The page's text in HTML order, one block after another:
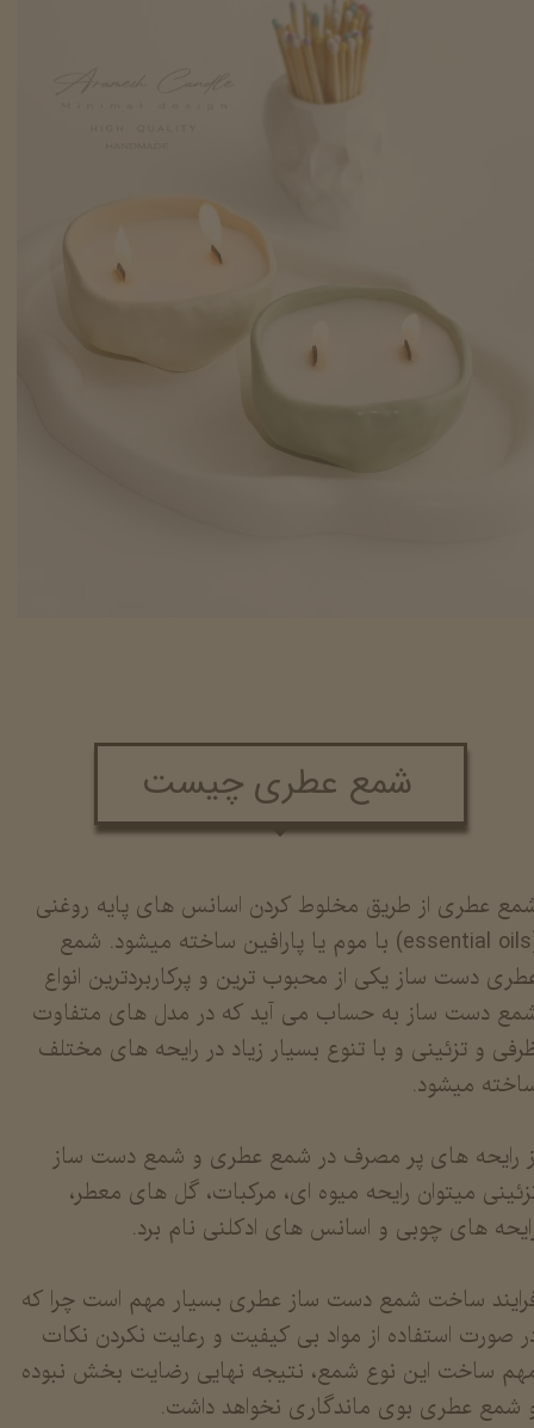
عطری از طریق مخلوط کردن اسانس های پایه روغنی
(essential oils) با موم یا پارافین ساخته میشود. شمع
دست ساز یکی از محبوب ترین و پرکاربردترین انواع
دست ساز به حساب می آید که در مدل های متفاوت
و تزئینی و با تنوع بسیار زیاد در رایحه های مختلف
میشود.
رایحه های پر مصرف در شمع عطری و شمع دست ساز
میتوان رایحه میوه ای، مرکبات، گل های معطر،
های چوبی و اسانس های ادکلنی نام برد.
ساخت شمع دست ساز عطری بسیار مهم است چرا که
صورت استفاده از مواد بی کیفیت و رعایت نکردن نکات
ساخت این نوع شمع، نتیجه نهایی رضایت بخش نبوده
شمع عطری بوی ماندگاری نخواهد داشت.
شمع عطری چیست